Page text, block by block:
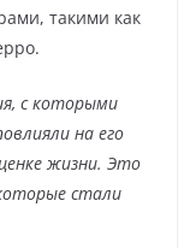
такими как
с которыми
на его
жизни. Это
стали